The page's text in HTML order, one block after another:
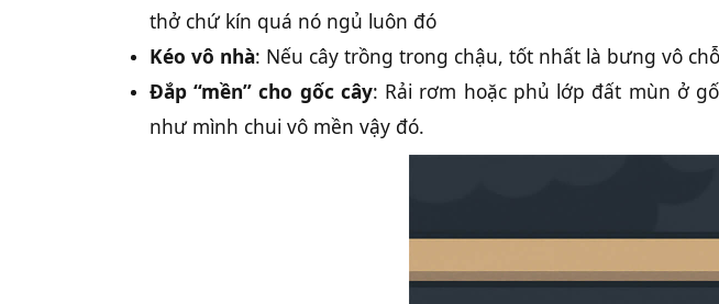
thở chứ kín quá nó ngủ luôn đó
Kéo vô nhà: Nếu cây trồng trong chậu, tốt nhất là bưng vô
Đắp “mền” cho gốc cây: Rải rơm hoặc phủ lớp đất mùn ở
như mình chui vô mền vậy đó.